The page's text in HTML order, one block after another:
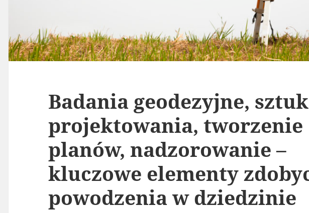
Badania geodezyjne,
projektowania, tworzenie
planów, nadzorowanie –
kluczowe elementy
powodzenia w dziedzinie